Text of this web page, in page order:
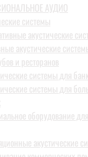
АУДИО
системы
акустические
акустические
и ресторанов
системы для
системы для
оборудование
акустические